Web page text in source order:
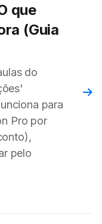
que
(Guia
do
para
Pro por
pelo